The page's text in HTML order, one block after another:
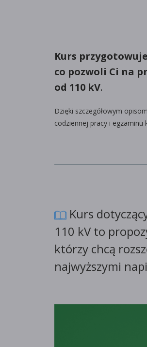
Kurs
co pozwoli Ci na
od 110 kV.
Dzięki szczegółowym
codziennej pracy i egzaminu
Kurs
110 kV to
którzy chcą
najwyższymi